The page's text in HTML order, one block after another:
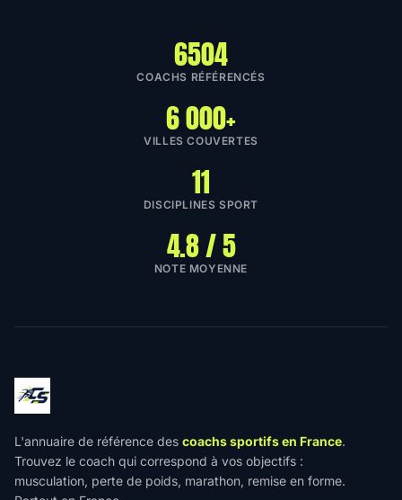
6504
COACHS RÉFÉRENCÉS
6 000+
VILLES COUVERTES
11
DISCIPLINES SPORT
4.8 / 5
NOTE MOYENNE
L'annuaire de référence des coachs sportifs en France.
Trouvez le coach qui correspond à vos objectifs :
musculation, perte de poids, marathon, remise en forme.